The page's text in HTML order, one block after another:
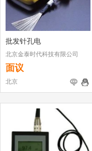
批发针孔电
北京金泰时代科技有限公司
面议
北京